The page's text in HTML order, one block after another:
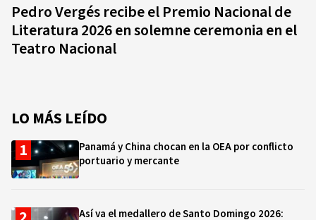
Pedro Vergés recibe el Premio Nacional de
Literatura 2026 en solemne ceremonia en el
Teatro Nacional
LO MÁS LEÍDO
Panamá y China chocan en la OEA por conflicto
portuario y mercante
Así va el medallero de Santo Domingo 2026: